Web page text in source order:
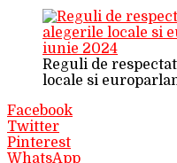
Reguli de
locale si
Facebook
Twitter
Pinterest
WhatsApp